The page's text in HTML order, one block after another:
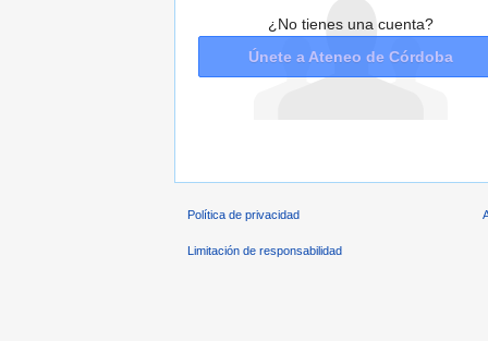
¿No tienes una cuenta?
Únete a Ateneo de Córdoba
Política de privacidad
Limitación de responsabilidad